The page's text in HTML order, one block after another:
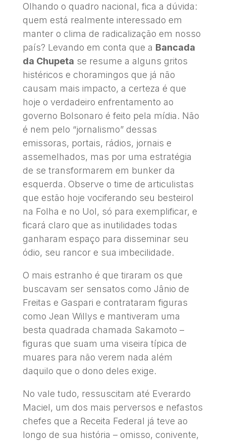
Olhando o quadro nacional, fica a dúvida:
quem está realmente interessado em
manter o clima de radicalização em nosso
país? Levando em conta que a Bancada
da Chupeta se resume a alguns gritos
histéricos e choramingos que já não
causam mais impacto, a certeza é que
hoje o verdadeiro enfrentamento ao
governo Bolsonaro é feito pela mídia. Não
é nem pelo “jornalismo” dessas
emissoras, portais, rádios, jornais e
assemelhados, mas por uma estratégia
de se transformarem em bunker da
esquerda. Observe o time de articulistas
que estão hoje vociferando seu besteirol
na Folha e no Uol, só para exemplificar, e
ficará claro que as inutilidades todas
ganharam espaço para disseminar seu
ódio, seu rancor e sua imbecilidade.
O mais estranho é que tiraram os que
buscavam ser sensatos como Jânio de
Freitas e Gaspari e contrataram figuras
como Jean Willys e mantiveram uma
besta quadrada chamada Sakamoto –
figuras que suam uma viseira típica de
muares para não verem nada além
daquilo que o dono deles exige.
No vale tudo, ressuscitam até Everardo
Maciel, um dos mais perversos e nefastos
chefes que a Receita Federal já teve ao
longo de sua história – omisso, conivente,